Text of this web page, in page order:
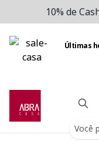
10% de
Últimas
Você